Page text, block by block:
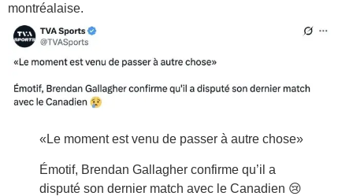
montréalaise.
«Le moment est venu de passer à autre chose»
Émotif, Brendan Gallagher confirme qu’il a
disputé son dernier match avec le Canadien 😢